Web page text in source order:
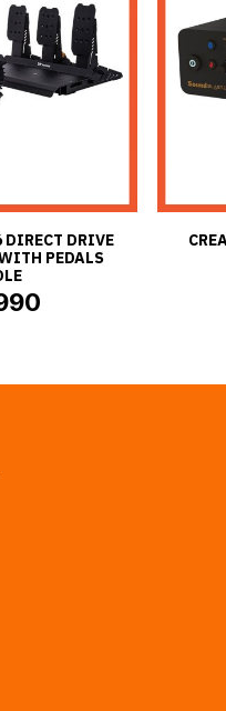
DIRECT DRIVE
PEDALS